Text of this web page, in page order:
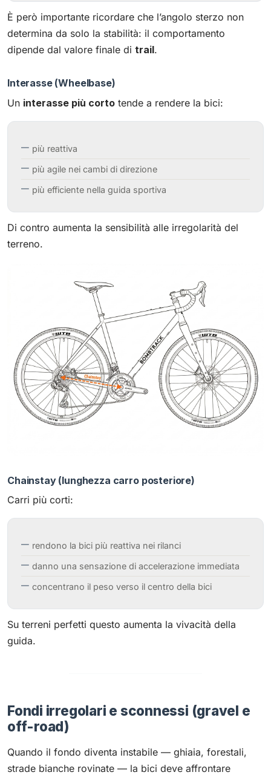
È però importante ricordare che l’angolo sterzo non
determina da solo la stabilità: il comportamento
dipende dal valore finale di trail.
Interasse (Wheelbase)
Un interasse più corto tende a rendere la bici:
più reattiva
più agile nei cambi di direzione
più efficiente nella guida sportiva
Di contro aumenta la sensibilità alle irregolarità del
terreno.
Chainstay (lunghezza carro posteriore)
Carri più corti:
rendono la bici più reattiva nei rilanci
danno una sensazione di accelerazione immediata
concentrano il peso verso il centro della bici
Su terreni perfetti questo aumenta la vivacità della
guida.
Fondi irregolari e sconnessi (gravel e
off-road)
Quando il fondo diventa instabile — ghiaia, forestali,
strade bianche rovinate — la bici deve affrontare